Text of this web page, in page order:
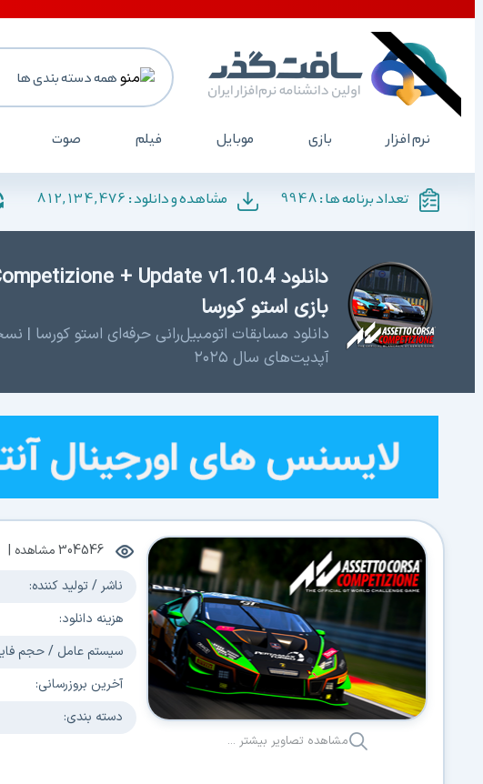
همه دسته بندی ها
نرم افزار بازی موبایل فیلم صوت
تعداد برنامه ها :9948 مشاهده و دانلود :812,134,476
بازی استو کورسا
دانلود مسابقات اتومبیل‌رانی حرفه‌ای استو کورسا |
آپدیت‌های سال ۲۰۲۵
مشاهده تصاویر بیشتر ...
304546مشاهده |
ناشر / تولید کننده:
هزینه دانلود:
سیستم عامل / حجم
آخرین بروزرسانی:
دسته بندی: